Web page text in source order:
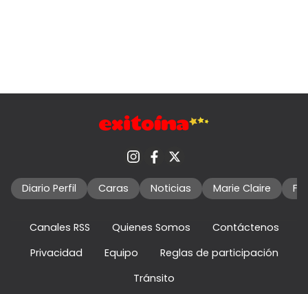
Diario Perfil Caras Noticias Marie Claire
Canales RSS Quienes Somos
Contáctenos
Privacidad
Equipo
Reglas de participación
Tránsito